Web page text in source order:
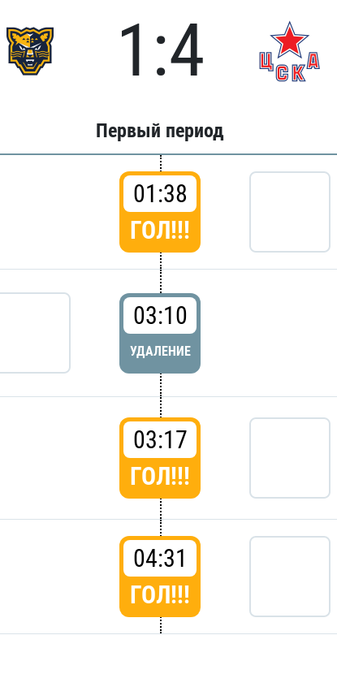
1:4
Первый период
01:38
ГОЛ!!!
03:10
УДАЛЕНИЕ
03:17
ГОЛ!!!
04:31
ГОЛ!!!